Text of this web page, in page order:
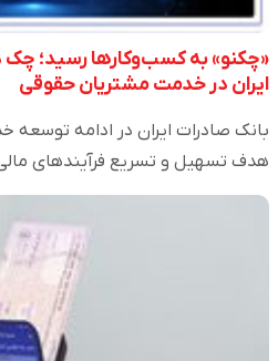
«چکنو» به کسب‌وکارها رسید؛ چک
ایران در خدمت مشتریان حقوقی
​بانک صادرات ایران در ادامه توسعه
هدف تسهیل و تسریع فرآیندهای